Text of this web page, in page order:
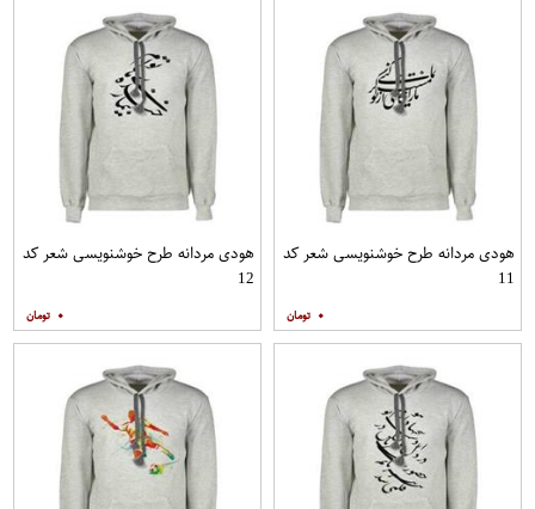
هودی مردانه طرح خوشنویسی شعر کد
11
۰
هودی مردانه طرح خوشنویسی شعر کد
12
۰